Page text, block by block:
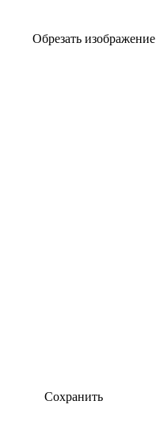
Обрезать изображение
Сохранить